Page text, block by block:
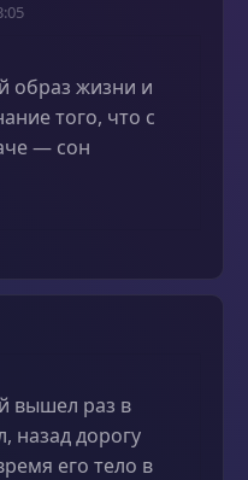
образ жизни и
того, что с
— сон
вышел раз в
назад дорогу
его тело в